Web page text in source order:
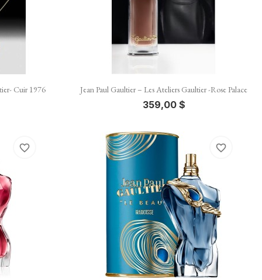
Cuir 1976 Vista rápida
Jean Paul Gaultier – Les Ateliers Gaultier -Rose Palace
359,00 $
favorite_border favorite_border